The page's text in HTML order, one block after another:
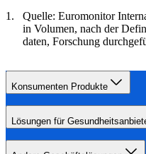
Quelle: Euromonitor
in Volumen, nach der
daten, Forschung
Konsumenten Produkte
Lösungen für